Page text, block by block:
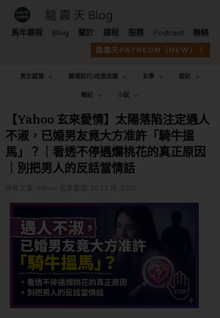
馬年運程 Blog 關於 課程 服務 Podcast 聯絡
龍震天PATREON（NEW）！
男女感情 職場技巧/改思改運 玄學
遊記
雜記
小說
【Yahoo 玄來愛情】太陽落陷注定遇人
不淑，已婚男友竟大方准許「騎牛搵
馬」？｜看透不停遇爛桃花的真正原因
｜別把男人的反話當情話
所有文章 , Yahoo 玄來愛情 , 25 11 月, 2025